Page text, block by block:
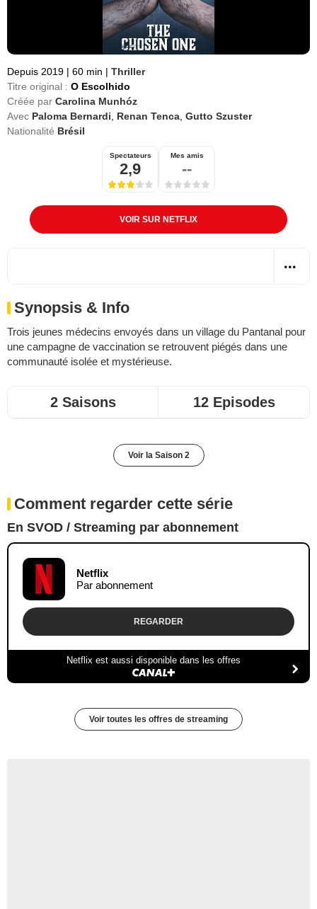
Depuis 2019 | 60 min | Thriller
Titre original : O Escolhido
Créée par Carolina Munhóz
Avec Paloma Bernardi Renan Tenca Gutto Szuster
Nationalité Brésil
Spectateurs
2,9
Mes amis
--
VOIR SUR NETFLIX
Synopsis & Info
Trois jeunes médecins envoyés dans un village du Pantanal pour
une campagne de vaccination se retrouvent piégés dans une
communauté isolée et mystérieuse.
2 Saisons 12 Episodes
Voir la Saison 2
Comment regarder cette série
En SVOD / Streaming par abonnement
Netflix
Par abonnement
REGARDER
Netflix est aussi disponible dans les offres
Voir toutes les offres de streaming